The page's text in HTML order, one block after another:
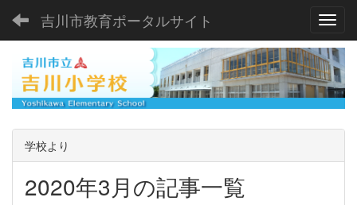
吉川市教育ポータルサイト
学校より
2020年3月の記事一覧